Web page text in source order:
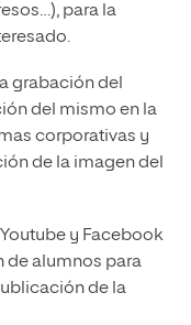
para la
grabación del
del mismo en la
corporativas y
de la imagen del
y Facebook
de alumnos para
de la